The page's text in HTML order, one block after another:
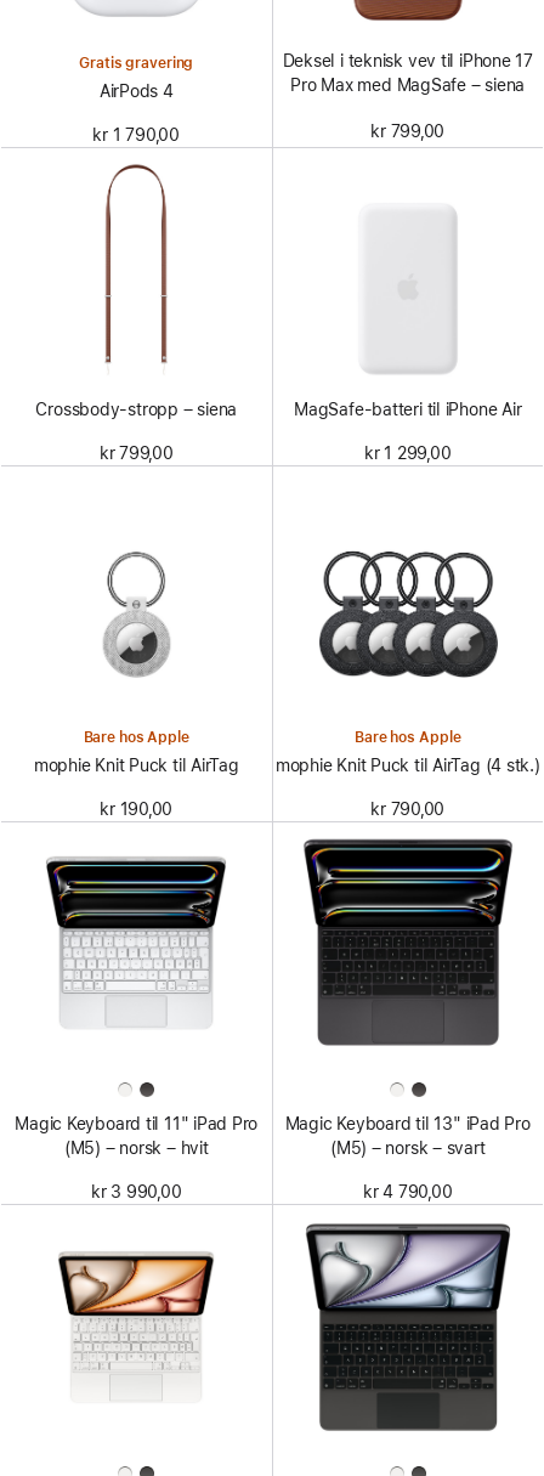
Gratis gravering
AirPods 4
kr 1 790,00
Deksel i teknisk vev til iPhone 17
Pro Max med MagSafe – siena
kr 799,00
Crossbody-stropp – siena
kr 799,00
MagSafe-batteri til iPhone Air
kr 1 299,00
Bare hos Apple
mophie Knit Puck til AirTag
kr 190,00
Bare hos Apple
mophie Knit Puck til AirTag (4 stk.)
kr 790,00
Magic Keyboard til 11" iPad Pro
(M5) – norsk – hvit
kr 3 990,00
Magic Keyboard til 13" iPad Pro
(M5) – norsk – svart
kr 4 790,00